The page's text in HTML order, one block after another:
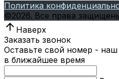
Политика
©2026. Все права
Наверх
Заказать звонок
Оставьте свой номер - наш
в ближайшее время